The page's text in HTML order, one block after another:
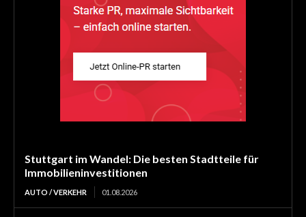
Stuttgart im Wandel: Die besten Stadtteile für
Immobilieninvestitionen
AUTO / VERKEHR 01.08.2026